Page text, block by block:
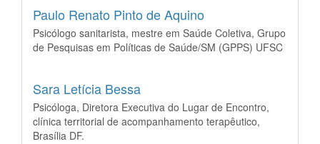
Paulo Renato Pinto de Aquino
Psicólogo sanitarista, mestre em Saúde Coletiva, Grupo
de Pesquisas em Políticas de Saúde/SM (GPPS) UFSC
Sara Letícia Bessa
Psicóloga, Diretora Executiva do Lugar de Encontro,
clínica territorial de acompanhamento terapêutico,
Brasília DF.